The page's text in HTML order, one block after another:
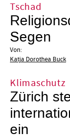
Tschad
Segen
Von:
Katja Dorothea Buck
Klimaschutz
Zürich
ein